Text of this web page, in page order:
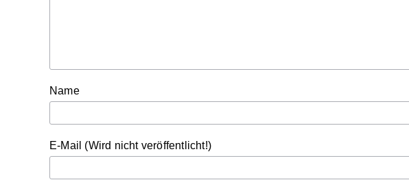
Name
E-Mail (Wird nicht veröffentlicht!)